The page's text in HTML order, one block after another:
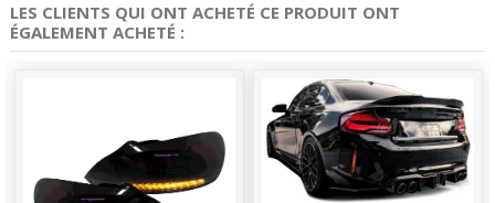
LES CLIENTS QUI ONT ACHETÉ CE PRODUIT ONT
ÉGALEMENT ACHETÉ :